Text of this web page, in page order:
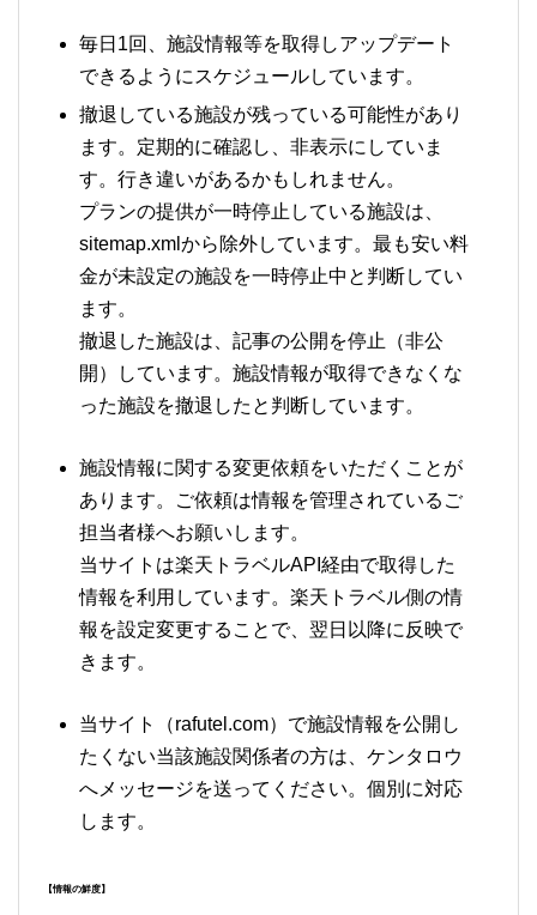
毎日1回、施設情報等を取得しアップデート
できるようにスケジュールしています。
撤退している施設が残っている可能性があり
ます。定期的に確認し、非表示にしていま
す。行き違いがあるかもしれません。
プランの提供が一時停止している施設は、
sitemap.xmlから除外しています。最も安い料
金が未設定の施設を一時停止中と判断してい
ます。
撤退した施設は、記事の公開を停止（非公
開）しています。施設情報が取得できなくな
った施設を撤退したと判断しています。
施設情報に関する変更依頼をいただくことが
あります。ご依頼は情報を管理されているご
担当者様へお願いします。
当サイトは楽天トラベルAPI経由で取得した
情報を利用しています。楽天トラベル側の情
報を設定変更することで、翌日以降に反映で
きます。
当サイト（rafutel.com）で施設情報を公開し
たくない当該施設関係者の方は、ケンタロウ
へメッセージを送ってください。個別に対応
します。
【情報の鮮度】